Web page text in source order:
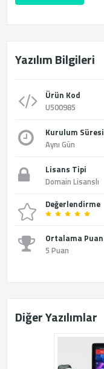
Yazılım Bilgileri
Ürün Kod
U500985
Kurulum Süresi
Aynı Gün
Lisans Tipi
Domain Lisanslı
Değerlendirme
Ortalama Puan
5 Puan
Diğer Yazılımlar